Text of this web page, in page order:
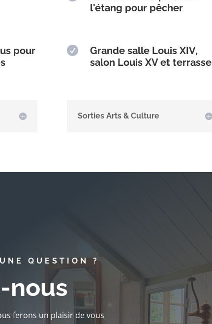
l'étang pour pêcher
pour

Grande salle Louis XIV,
salon Louis XV et terrasse
Sorties Arts & Culture
QUESTION ?
nous
ferons un plaisir de vous